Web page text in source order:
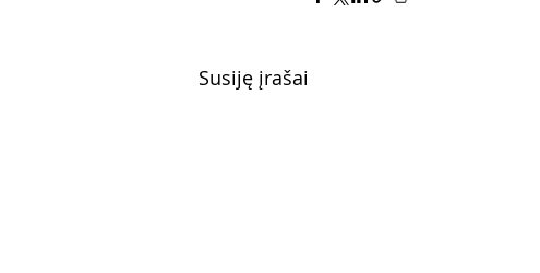
Susiję įrašai